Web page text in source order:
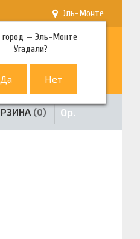
Эль-Монте
город —Эль-Монте
Угадали?
телефон
80-80
0 0р.